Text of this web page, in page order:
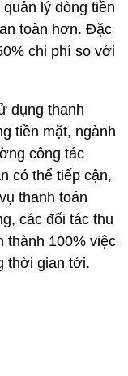
lý dòng tiền
toàn hơn. Đặc
chi phí so với
dụng thanh
tiền mặt, ngành
công tác
có thể tiếp cận,
thanh toán
các đối tác thu
thành 100% việc
thời gian tới.